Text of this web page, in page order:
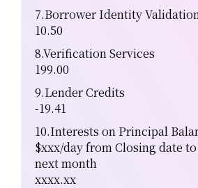
7.Borrower Identity
10.50
8.Verification Services
199.00
9.Lender Credits
-19.41
10.Interests on Principal
$xxx/day from Closing date to
next month
xxxx.xx